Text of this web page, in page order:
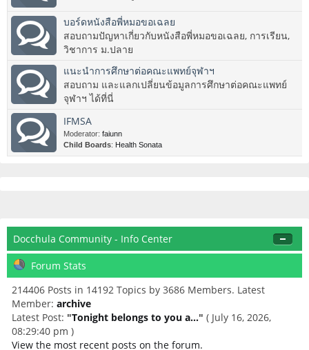
บอร์ดหนังสือพี่หมอขอเฉลย
สอบถามปัญหาเกี่ยวกับหนังสือพี่หมอขอเฉลย, การเรียน,
วิชาการ ม.ปลาย
แนะนำการศึกษาต่อคณะแพทย์จุฬาฯ
สอบถาม และแลกเปลี่ยนข้อมูลการศึกษาต่อคณะแพทย์
จุฬาฯ ได้ที่นี่
IFMSA
Moderator: faiunn
Child Boards: Health Sonata
Docchula Community - Info Center
Forum Stats
214406 Posts in 14192 Topics by 3686 Members. Latest
Member: archive
Latest Post: "Tonight belongs to you a..." ( July 16, 2026,
08:29:40 pm )
View the most recent posts on the forum.